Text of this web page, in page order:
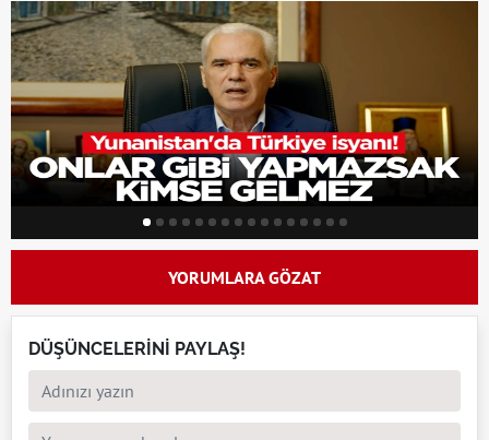
YORUMLARA GÖZAT
DÜŞÜNCELERİNİ PAYLAŞ!